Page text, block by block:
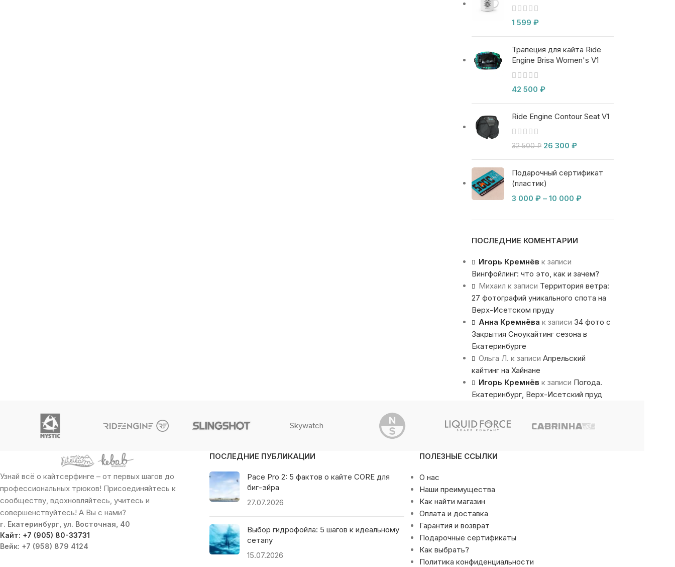
1 599 ₽
Трапеция для кайта Ride
Engine Brisa Women's V1
42 500 ₽
Ride Engine Contour Seat V1
32 500₽ 26 300 ₽
Подарочный сертификат
(пластик)
3 000 ₽ – 10 000 ₽
ПОСЛЕДНИЕ КОМЕНТАРИИ
Игорь Кремнёв к записи
Вингфойлинг: что это, как и зачем?
Михаил к записи Территория ветра:
27 фотографий уникального спота на
Верх-Исетском пруду
Анна Кремнёва к записи 34 фото с
Закрытия Сноукайтинг сезона в
Екатеринбурге
Ольга Л. к записи Апрельский
кайтинг на Хайнане
Игорь Кремнёв к записи Погода.
Екатеринбург, Верх-Исетский пруд
Skywatch
Узнай всё о кайтсерфинге – от первых шагов до
профессиональных трюков! Присоединяйтесь к
сообществу, вдохновляйтесь, учитесь и
совершенствуйтесь! А Вы с нами?
г. Екатеринбург, ул. Восточная, 40
Кайт: +7 (905) 80-33731
Вейк: +7 (958) 879 4124
ПОСЛЕДНИЕ ПУБЛИКАЦИИ
Pace Pro 2: 5 фактов о кайте CORE для
биг-эйра
27.07.2026
Выбор гидрофойла: 5 шагов к идеальному
сетапу
15.07.2026
ПОЛЕЗНЫЕ ССЫЛКИ
О нас
Наши преимущества
Как найти магазин
Оплата и доставка
Гарантия и возврат
Подарочные сертификаты
Как выбрать?
Политика конфиденциальности